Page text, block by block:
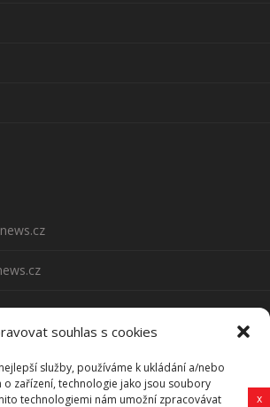
souhlas s cookies
služby, používáme k ukládání a/nebo
zařízení, technologie jako jsou soubory
technologiemi nám umožní zpracovávat
novinek
x